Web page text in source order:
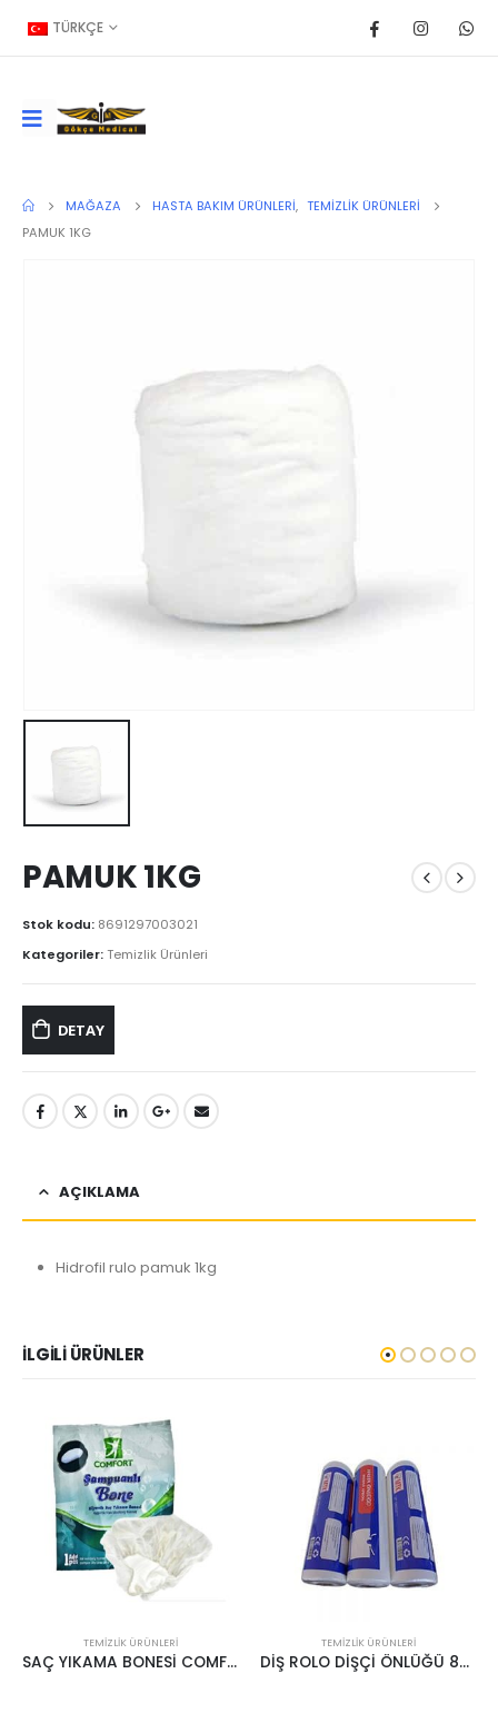
TÜRKÇE
MAĞAZA HASTA BAKIM ÜRÜNLERI, TEMIZLIK ÜRÜNLERI
PAMUK 1KG
PAMUK 1KG
Stok kodu: 8691297003021
Kategoriler:Temizlik Ürünleri
DETAY
AÇIKLAMA
Hidrofil rulo pamuk 1kg
İLGILI ÜRÜNLER
TEMIZLIK ÜRÜNLERI
SAÇ YIKAMA BONESİ COMFORT
TEMIZLIK ÜRÜNLERI
DİŞ ROLO DİŞÇİ ÖNLÜĞÜ 80’LİK MTK